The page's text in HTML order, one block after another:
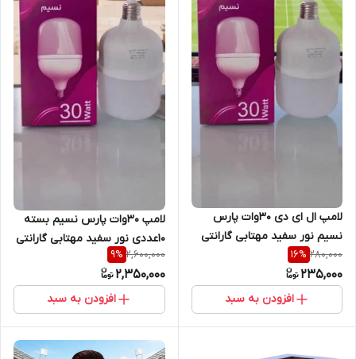
لامپ ال ای دی 30وات پارس
نسیم نور سفید مهتابی گارانتی
سلامت کالا
280,000
16%
235,000
افزودن به سبد
لامپ 30وات پارس نسیم بسته
10عددی نور سفید مهتابی گارانتی
سلامت کالا
2,600,000
9%
2,350,000
افزودن به سبد